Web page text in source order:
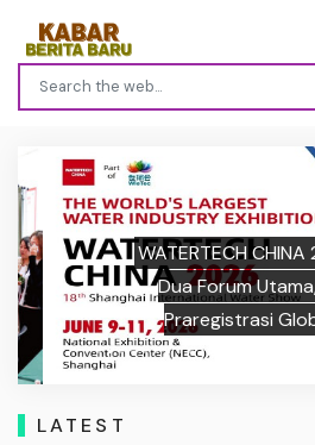
WATERTECH CHINA
Dua Forum Utama,
Praregistrasi
Previous
LATEST